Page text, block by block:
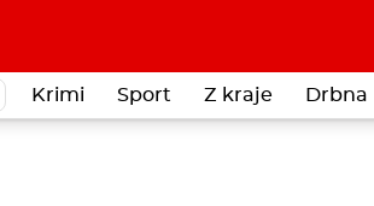
Krimi Sport Z kraje Drbna